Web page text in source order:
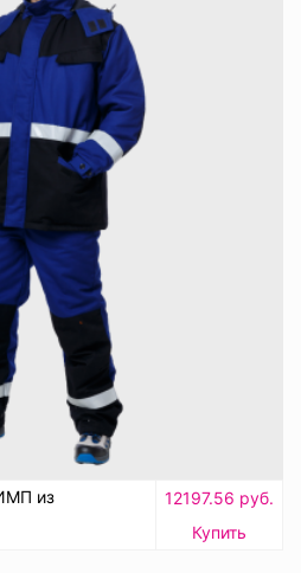
из
12197.56 руб.
Купить